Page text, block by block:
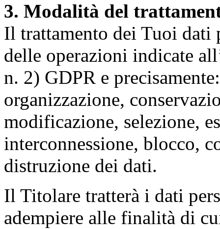
3. Modalità del
Il trattamento dei Tuoi dati
delle operazioni indicate
n. 2) GDPR e
organizzazione,
modificazione, selezione,
interconnessione, blocco,
distruzione dei dati.
Il Titolare tratterà i dati
adempiere alle finalità di